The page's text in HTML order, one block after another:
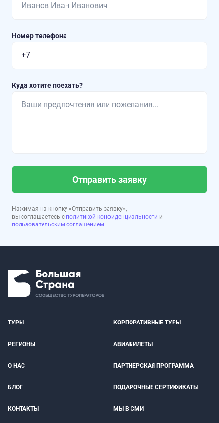
Номер телефона
Куда хотите поехать?
Отправить заявку
Нажимая на кнопку «Отправить заявку»,
вы соглашаетесь с политикой конфиденциальности и
пользовательским соглашением
ТУРЫ КОРПОРАТИВНЫЕ ТУРЫ
РЕГИОНЫ АВИАБИЛЕТЫ
О НАС ПАРТНЕРСКАЯ ПРОГРАММА
БЛОГ ПОДАРОЧНЫЕ СЕРТИФИКАТЫ
КОНТАКТЫ МЫ В СМИ